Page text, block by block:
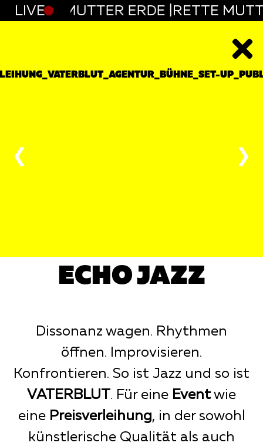
|RETTE MUTTER ERDE |RETTE
LIVE
❮ ❯
ECHO JAZZ
Dissonanz wagen. Rhythmen
öffnen. Improvisieren.
Konfrontieren. So ist Jazz und so ist
VATERBLUT. Für eine Eventwie
eine Preisverleihung, in der sowohl
künstlerische Qualität als auch